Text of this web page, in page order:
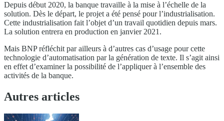
Depuis début 2020, la banque travaille à la mise à l’échelle de la
solution. Dès le départ, le projet a été pensé pour l’industrialisation.
Cette industrialisation fait l’objet d’un travail quotidien depuis mars.
La solution entrera en production en janvier 2021.
Mais BNP réfléchit par ailleurs à d’autres cas d’usage pour cette
technologie d’automatisation par la génération de texte. Il s’agit ainsi
en effet d’examiner la possibilité de l’appliquer à l’ensemble des
activités de la banque.
Autres articles